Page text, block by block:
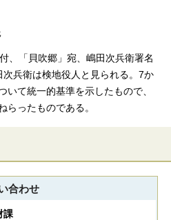
、「貝吹郷」宛、嶋田次兵衛署名
兵衛は検地役人と見られる。7か
いて統一的基準を示したもので、
らったものである。
合わせ
課